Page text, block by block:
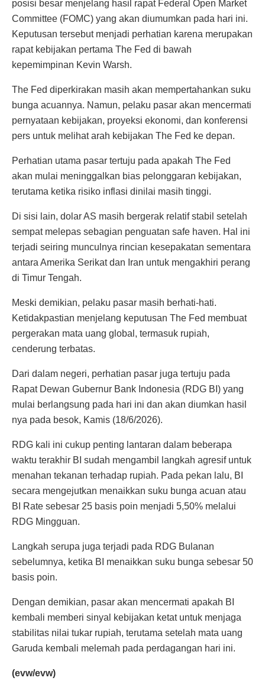
posisi besar menjelang hasil rapat Federal Open Market
Committee (FOMC) yang akan diumumkan pada hari ini.
Keputusan tersebut menjadi perhatian karena merupakan
rapat kebijakan pertama The Fed di bawah
kepemimpinan Kevin Warsh.
The Fed diperkirakan masih akan mempertahankan suku
bunga acuannya. Namun, pelaku pasar akan mencermati
pernyataan kebijakan, proyeksi ekonomi, dan konferensi
pers untuk melihat arah kebijakan The Fed ke depan.
Perhatian utama pasar tertuju pada apakah The Fed
akan mulai meninggalkan bias pelonggaran kebijakan,
terutama ketika risiko inflasi dinilai masih tinggi.
Di sisi lain, dolar AS masih bergerak relatif stabil setelah
sempat melepas sebagian penguatan safe haven. Hal ini
terjadi seiring munculnya rincian kesepakatan sementara
antara Amerika Serikat dan Iran untuk mengakhiri perang
di Timur Tengah.
Meski demikian, pelaku pasar masih berhati-hati.
Ketidakpastian menjelang keputusan The Fed membuat
pergerakan mata uang global, termasuk rupiah,
cenderung terbatas.
Dari dalam negeri, perhatian pasar juga tertuju pada
Rapat Dewan Gubernur Bank Indonesia (RDG BI) yang
mulai berlangsung pada hari ini dan akan diumkan hasil
nya pada besok, Kamis (18/6/2026).
RDG kali ini cukup penting lantaran dalam beberapa
waktu terakhir BI sudah mengambil langkah agresif untuk
menahan tekanan terhadap rupiah. Pada pekan lalu, BI
secara mengejutkan menaikkan suku bunga acuan atau
BI Rate sebesar 25 basis poin menjadi 5,50% melalui
RDG Mingguan.
Langkah serupa juga terjadi pada RDG Bulanan
sebelumnya, ketika BI menaikkan suku bunga sebesar 50
basis poin.
Dengan demikian, pasar akan mencermati apakah BI
kembali memberi sinyal kebijakan ketat untuk menjaga
stabilitas nilai tukar rupiah, terutama setelah mata uang
Garuda kembali melemah pada perdagangan hari ini.
(evw/evw)